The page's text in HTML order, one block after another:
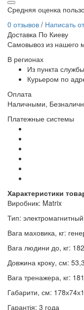
Средняя оценка
0 отзывов / Написать
Доставка По Киеву
Самовывоз из нашего
В регионах
Из пункта
Курьером по
Оплата
Наличными,
Платежные системы
Характеристики
Виробник: Matrix
Тип: электромагнитный
Вага маховика, кг:
Вага людини до, кг: 182
Довжина кроку, см: 53,3
Вага тренажера, кг: 181
Габарити, см:
Гарантія: 3 года